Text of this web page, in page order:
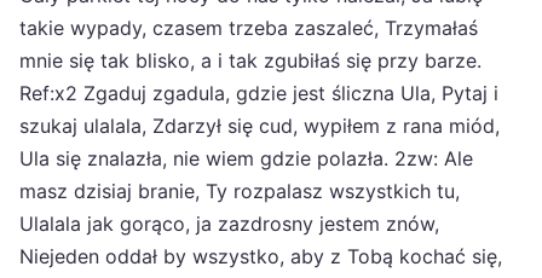
takie wypady, czasem trzeba zaszaleć, Trzymałaś
mnie się tak blisko, a i tak zgubiłaś się przy barze.
Ref:x2 Zgaduj zgadula, gdzie jest śliczna Ula, Pytaj i
szukaj ulalala, Zdarzył się cud, wypiłem z rana miód,
Ula się znalazła, nie wiem gdzie polazła. 2zw: Ale
masz dzisiaj branie, Ty rozpalasz wszystkich tu,
Ulalala jak gorąco, ja zazdrosny jestem znów,
Niejeden oddał by wszystko, aby z Tobą kochać się,